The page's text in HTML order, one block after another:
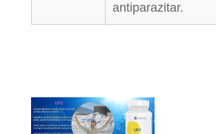
antiparazitar.